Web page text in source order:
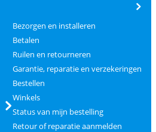
Bezorgen en installeren
Betalen
Ruilen en retourneren
Garantie, reparatie en verzekeringen
Bestellen
Winkels
Status van mijn bestelling
Retour of reparatie aanmelden